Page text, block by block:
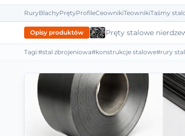
RuryBlachyPrętyProfileCeownikiTeownikiTaśmy
Opisy produktów Pręty stalowe
Tagi:#stal zbrojeniowa#konstrukcje stalowe#rury